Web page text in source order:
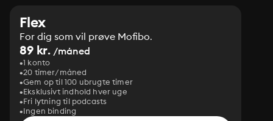
Flex
For dig som vil prøve Mofibo.
89 kr. /måned
1 konto
20 timer/måned
Gem op til 100 ubrugte timer
Eksklusivt indhold hver uge
Fri lytning til podcasts
Ingen binding